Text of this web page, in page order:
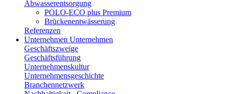
Abwasserentsorgung
POLO-ECO plus Premium
Brückenentwässerung
Referenzen
Unternehmen Unternehmen
Geschäftszweige
Geschäftsführung
Unternehmenskultur
Unternehmensgeschichte
Branchennetzwerk